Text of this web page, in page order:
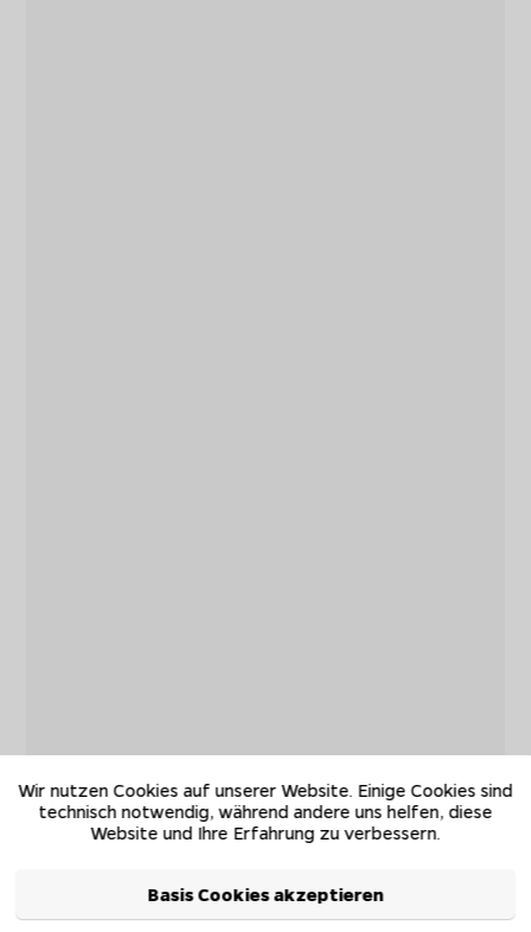
Wir nutzen Cookies auf unserer Website. Einige Cookies sind
technisch notwendig, während andere uns helfen, diese
Website und Ihre Erfahrung zu verbessern.
Basis Cookies akzeptieren